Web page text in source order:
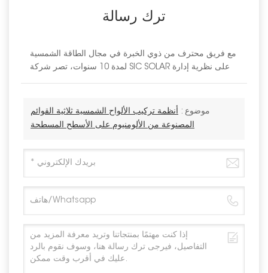
ترك رسالة
مع فريق محترف من ذوي الخبرة في مجال الطاقة الشمسية
لمدة 10 سنوات، تصر شركة SIC SOLAR على نظرية إدارة
موضوع : أنظمة تركيب الألواح الشمسية ثلاثية القوائم
المصنوعة من الألومنيوم على الأسطح المسطحة